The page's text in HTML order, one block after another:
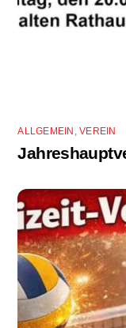
ALLGEMEIN ,VEREIN